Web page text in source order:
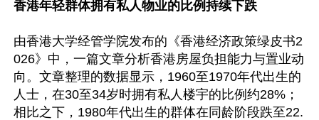
香港年轻群体拥有私人物业的比例持续下跌
由香港大学经管学院发布的《香港经济政策绿皮书2
026》中，一篇文章分析香港房屋负担能力与置业动
向。文章整理的数据显示，1960至1970年代出生的
人士，在30至34岁时拥有私人楼宇的比例约28%；
相比之下，1980年代出生的群体在同龄阶段跌至22.